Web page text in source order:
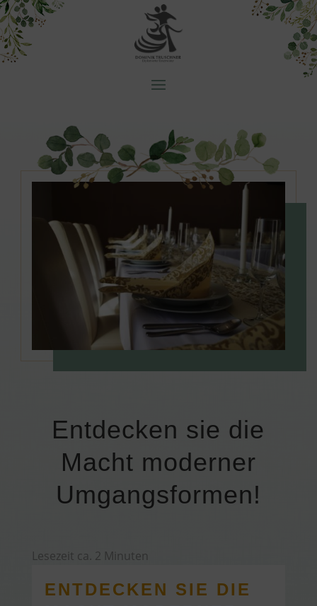
Entdecken sie die
Macht moderner
Umgangsformen!
Lesezeit ca. 2 Minuten
ENTDECKEN SIE DIE